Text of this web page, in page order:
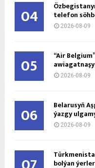
04 telefon
2026-08-09
05 “Air
2026-08-09
06 Belarusyň
ýazgy
2026-08-09
bolýan